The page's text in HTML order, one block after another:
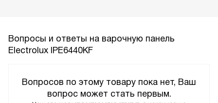
Вопросы и ответы на варочную панель
Electrolux IPE6440KF
Вопросов по этому товару пока нет, Ваш
вопрос может стать первым.